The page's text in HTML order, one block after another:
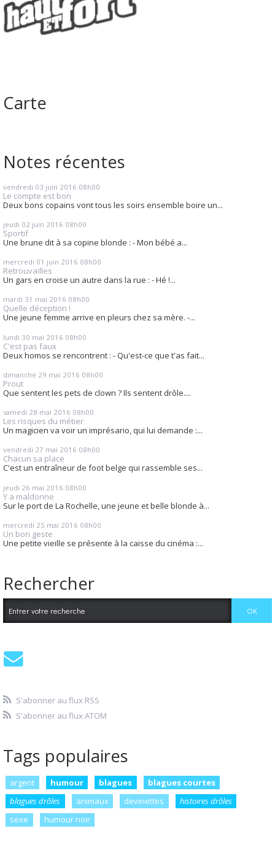
Carte
Notes récentes
vendredi 03 juin 2016 08h00
Le compte est bon
Deux bons copains vont tous les soirs ensemble boire un...
jeudi 02 juin 2016 08h00
Sportif
Une brune dit à sa copine blonde : - Mon bébé a...
mercredi 01 juin 2016 08h00
Retrouvailles
Un gars en croise un autre dans la rue : - Hé !...
mardi 31 mai 2016 08h00
Quelle déception !
Une jeune femme arrive en pleurs chez sa mère. -...
lundi 30 mai 2016 08h00
C'est pas faux
Deux homos se rencontrent : - Qu'est-ce que t'as fait...
dimanche 29 mai 2016 08h00
Prout
Que sentent les pets de clown ? Ils sentent drôle....
samedi 28 mai 2016 08h00
Les risques du métier
Un magicien va voir un imprésario, qui lui demande :...
vendredi 27 mai 2016 08h00
Chacun sa place
C'est un entraîneur de foot belge qui rassemble ses...
jeudi 26 mai 2016 08h00
Y a maldonne
Sur le port de La Rochelle, une jeune et belle blonde à...
mercredi 25 mai 2016 08h00
Un bon geste
Une petite vieille se présente à la caisse du cinéma :...
Rechercher
S'abonner au flux RSS
S'abonner au flux ATOM
Tags populaires
argent humour blagues
blagues courtes
blagues drôles
animaux devinettes
histoires drôles
sexe
humour noir